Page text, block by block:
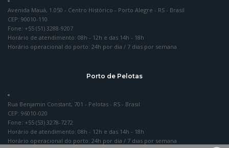
Avenida Mauá, 1.050 - Centro Histórico - Porto Alegre - RS - Brasil
CEP: 90010-110
Fone: +55 (51) 3288-9207
Horário de atendimento: 08h - 12h e das 14h - 18h
Horário operacional do porto: 24h por dia / 7 dias por semana
Porto de Pelotas
Rua Benjamin Constant, 701 - Pelotas - RS - Brasil
CEP: 96010-020
Fone: +55 (53) 3278-7272
Horário de atendimento: 08h - 12h e das 14h - 18h
Horário operacional do porto: 24h por dia / 7 dias por semana